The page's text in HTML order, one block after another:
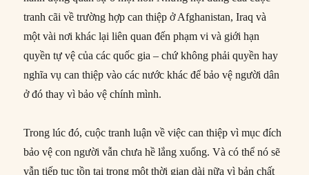
tranh cãi về trường hợp can thiệp ở Afghanistan, Iraq và
một vài nơi khác lại liên quan đến phạm vi và giới hạn
quyền tự vệ của các quốc gia – chứ không phải quyền hay
nghĩa vụ can thiệp vào các nước khác để bảo vệ người dân
ở đó thay vì bảo vệ chính mình.
Trong lúc đó, cuộc tranh luận về việc can thiệp vì mục đích
bảo vệ con người vẫn chưa hề lắng xuống. Và có thể nó sẽ
vẫn tiếp tục tồn tại trong một thời gian dài nữa vì bản chất